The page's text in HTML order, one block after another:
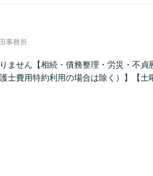
事務所
ません【相続・債務整理・労災・不
士費用特約利用の場合は除く）】【土